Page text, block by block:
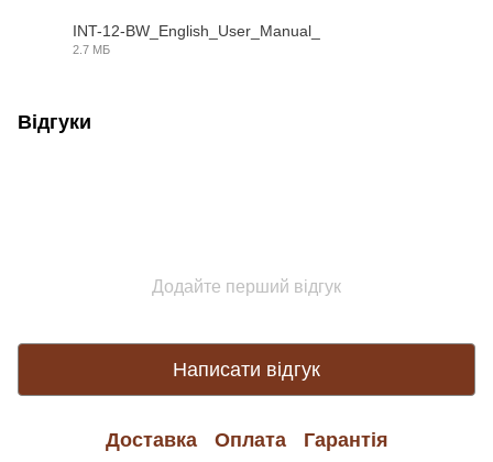
INT-12-BW_English_User_Manual_
2.7 МБ
Відгуки
Додайте перший відгук
Написати відгук
Доставка Оплата Гарантія